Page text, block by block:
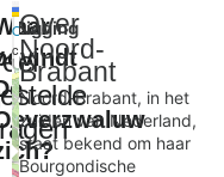
Ligging
De Oeverzwaluw
×
+
−
Leaflet
OpenStreetMap
contributors
Over
Noord-
Brabant
Noord-Brabant, in het
zuiden van Nederland,
staat bekend om haar
Bourgondische